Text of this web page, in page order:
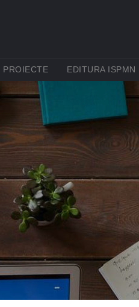
PROIECTE(CURRENT)
EDITURA ISPMN